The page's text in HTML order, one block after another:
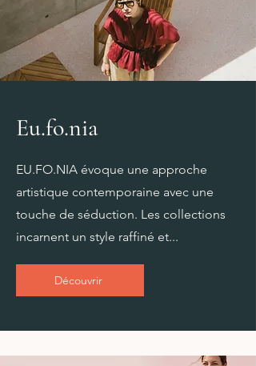
Eu.fo.nia
EU.FO.NIA évoque une approche
artistique contemporaine avec une
touche de séduction. Les collections
incarnent un style raffiné et...
Découvrir